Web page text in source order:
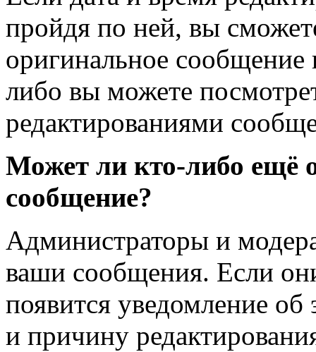
пройдя по ней, вы
оригинальное сообщение
либо вы можете
редактированиями
Может ли кто-либо ещё
сообщение?
Администраторы и
ваши сообщения. Если
появится уведомление об
и причину